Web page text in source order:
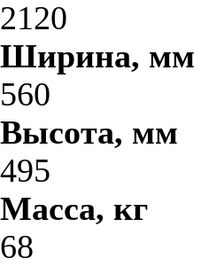
2120
Ширина, мм
560
Высота, мм
495
Масса, кг
68